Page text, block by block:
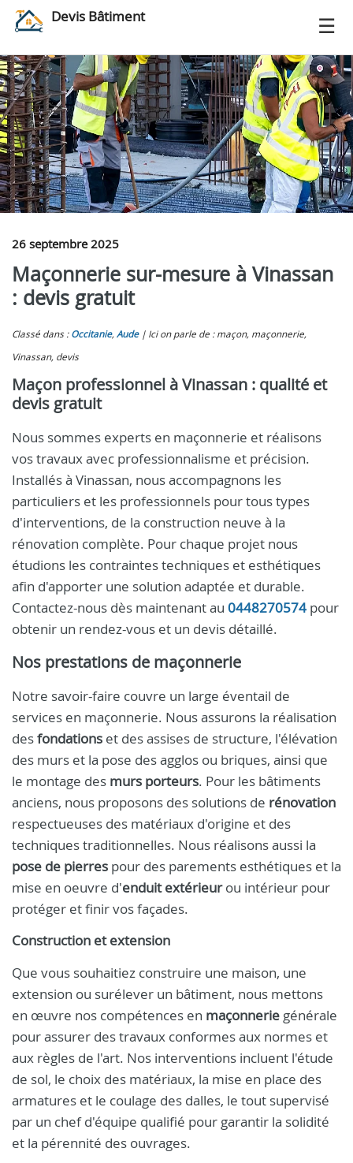
Devis Bâtiment
26 septembre 2025
Maçonnerie sur-mesure à Vinassan
: devis gratuit
Classé dans : Occitanie, Aude
Ici on parle de : maçon, maçonnerie,
Vinassan, devis
Maçon professionnel à Vinassan : qualité et
devis gratuit
Nous sommes experts en maçonnerie et réalisons
vos travaux avec professionnalisme et précision.
Installés à Vinassan, nous accompagnons les
particuliers et les professionnels pour tous types
d'interventions, de la construction neuve à la
rénovation complète. Pour chaque projet nous
étudions les contraintes techniques et esthétiques
afin d'apporter une solution adaptée et durable.
Contactez-nous dès maintenant au 0448270574 pour
obtenir un rendez-vous et un devis détaillé.
Nos prestations de maçonnerie
Notre savoir-faire couvre un large éventail de
services en maçonnerie. Nous assurons la réalisation
desfondations et des assises de structure, l'élévation
des murs et la pose des agglos ou briques, ainsi que
le montage des murs porteurs. Pour les bâtiments
anciens, nous proposons des solutions de rénovation
respectueuses des matériaux d'origine et des
techniques traditionnelles. Nous réalisons aussi la
pose de pierres pour des parements esthétiques et la
mise en oeuvre d'enduit extérieurou intérieur pour
protéger et finir vos façades.
Construction et extension
Que vous souhaitiez construire une maison, une
extension ou surélever un bâtiment, nous mettons
en œuvre nos compétences en maçonnerie générale
pour assurer des travaux conformes aux normes et
aux règles de l'art. Nos interventions incluent l'étude
de sol, le choix des matériaux, la mise en place des
armatures et le coulage des dalles, le tout supervisé
par un chef d'équipe qualifié pour garantir la solidité
et la pérennité des ouvrages.